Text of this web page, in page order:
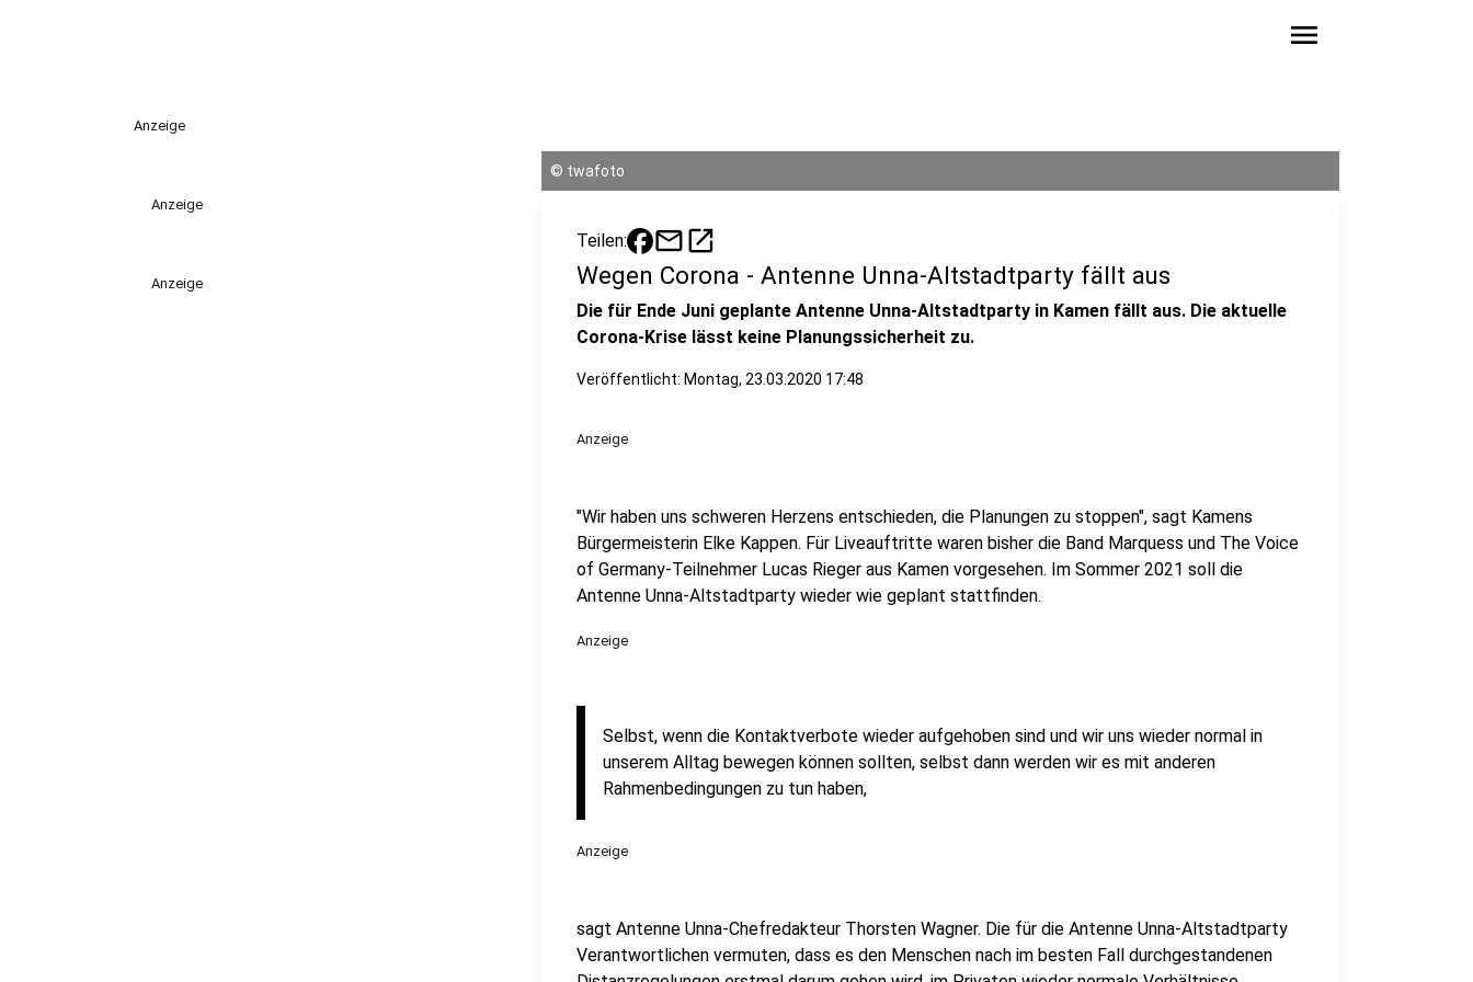
menu
Anzeige
Anzeige
Anzeige
© twafoto
Teilen: mailopen_in_new
Wegen Corona - Antenne Unna-Altstadtparty fällt aus
Die für Ende Juni geplante Antenne Unna-Altstadtparty in Kamen fällt aus. Die aktuelle
Corona-Krise lässt keine Planungssicherheit zu.
Veröffentlicht: Montag, 23.03.2020 17:48
Anzeige
"Wir haben uns schweren Herzens entschieden, die Planungen zu stoppen", sagt Kamens
Bürgermeisterin Elke Kappen. Für Liveauftritte waren bisher die Band Marquess und The Voice
of Germany-Teilnehmer Lucas Rieger aus Kamen vorgesehen. Im Sommer 2021 soll die
Antenne Unna-Altstadtparty wieder wie geplant stattfinden.
Anzeige
Selbst, wenn die Kontaktverbote wieder aufgehoben sind und wir uns wieder normal in
unserem Alltag bewegen können sollten, selbst dann werden wir es mit anderen
Rahmenbedingungen zu tun haben,
Anzeige
sagt Antenne Unna-Chefredakteur Thorsten Wagner. Die für die Antenne Unna-Altstadtparty
Verantwortlichen vermuten, dass es den Menschen nach im besten Fall durchgestandenen